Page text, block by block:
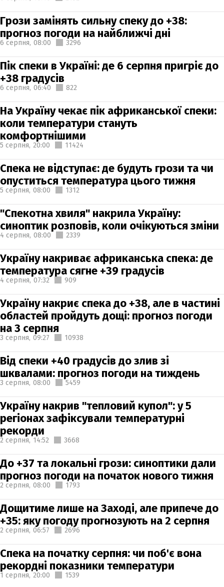
Грози замінять сильну спеку до +38:
прогноз погоди на найближчі дні
6 серпня, 08:00 3296
Пік спеки в Україні: де 6 серпня пригріє до
+38 градусів
6 серпня, 06:40 822
На Україну чекає пік африканської спеки:
коли температури стануть
комфортнішими
5 серпня, 20:00 11424
Спека не відступає: де будуть грози та чи
опуститься температура цього тижня
5 серпня, 08:00 1312
"Спекотна хвиля" накрила Україну:
синоптик розповів, коли очікуються зміни
4 серпня, 08:00 2339
Україну накриває африканська спека: де
температура сягне +39 градусів
4 серпня, 07:32 909
Україну накриє спека до +38, але в частині
областей пройдуть дощі: прогноз погоди
на 3 серпня
3 серпня, 09:27 10938
Від спеки +40 градусів до злив зі
шквалами: прогноз погоди на тиждень
3 серпня, 08:00 5459
Україну накрив "тепловий купол": у 5
регіонах зафіксували температурні
рекорди
2 серпня, 14:52 3668
До +37 та локальні грози: синоптики дали
прогноз погоди на початок нового тижня
2 серпня, 08:00 1793
Дощитиме лише на Заході, але припече до
+35: яку погоду прогнозують на 2 серпня
2 серпня, 06:57 2696
Спека на початку серпня: чи поб'є вона
рекордні показники температури
1 серпня, 20:00 1539